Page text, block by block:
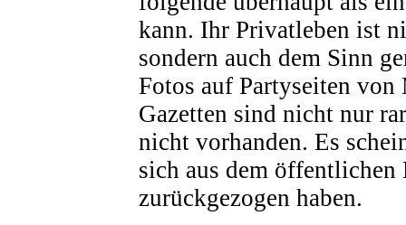
kann. Ihr Privatleben ist
sondern auch dem Sinn
Fotos auf Partyseiten von
Gazetten sind nicht nur
nicht vorhanden. Es
sich aus dem öffentlichen
zurückgezogen haben.